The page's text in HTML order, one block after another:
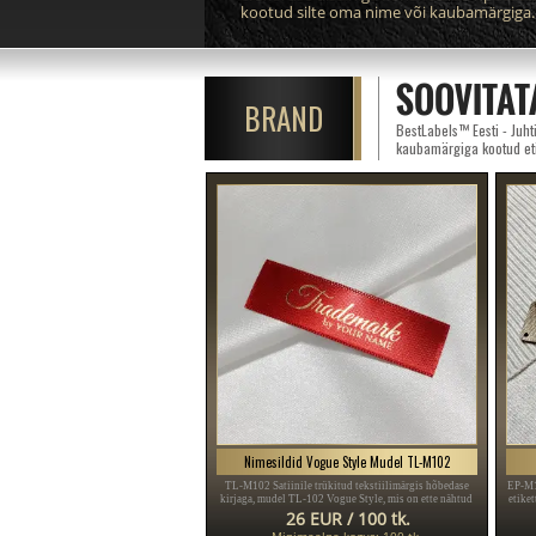
kootud silte oma nime või kaubamärgiga.
BRAND
BestLabels™ Eesti -
kaubamärgiga kootud
Nimesildid Vogue Style Mudel TL-M102
TL-M102 Satiinile trükitud tekstiilimärgis hõbedase
kirjaga, mudel TL-102 Vogue Style, mis on ette nähtud
rõivaesemete, erinevate rõivaste ja aksessuaaride jaoks.
26 EUR / 100 tk.
EP-